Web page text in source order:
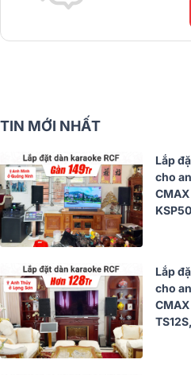
TIN MỚI NHẤT
Lắp
cho
Lắp
cho